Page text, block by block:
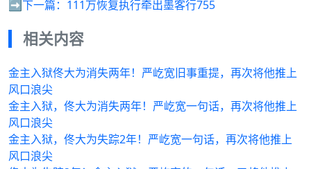
➡️下一篇： 111万恢复执行牵出墨客行755
相关内容
金主入狱佟大为消失两年！严屹宽旧事重提，再次将他推上
风口浪尖
金主入狱，佟大为消失两年！严屹宽一句话，再次将他推上
风口浪尖
金主入狱，佟大为失踪2年！严屹宽一句话，再次将他推上
风口浪尖